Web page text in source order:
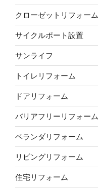
クローゼットリフォーム
サイクルポート設置
サンライフ
トイレリフォーム
ドアリフォーム
バリアフリーリフォーム
ベランダリフォーム
リビングリフォーム
住宅リフォーム